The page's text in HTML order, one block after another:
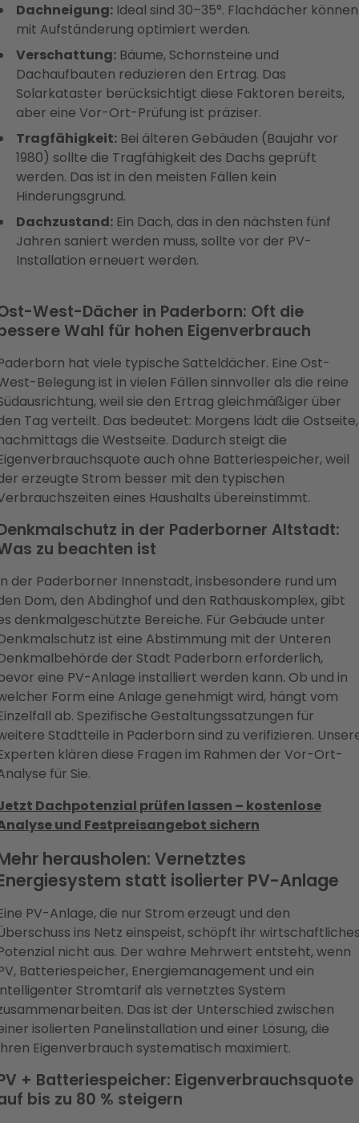
Dachneigung: Ideal sind 30–35°. Flachdächer können
mit Aufständerung optimiert werden.
Verschattung: Bäume, Schornsteine und
Dachaufbauten reduzieren den Ertrag. Das
Solarkataster berücksichtigt diese Faktoren bereits,
aber eine Vor-Ort-Prüfung ist präziser.
Tragfähigkeit: Bei älteren Gebäuden (Baujahr vor
1980) sollte die Tragfähigkeit des Dachs geprüft
werden. Das ist in den meisten Fällen kein
Hinderungsgrund.
Dachzustand: Ein Dach, das in den nächsten fünf
Jahren saniert werden muss, sollte vor der PV-
Installation erneuert werden.
West-Dächer in Paderborn: Oft die
Wahl für hohen Eigenverbrauch
hat viele typische Satteldächer. Eine Ost-
Belegung ist in vielen Fällen sinnvoller als die reine
weil sie den Ertrag gleichmäßiger über
Tag verteilt. Das bedeutet: Morgens lädt die Ostseite,
die Westseite. Dadurch steigt die
auch ohne Batteriespeicher, weil
erzeugte Strom besser mit den typischen
eines Haushalts übereinstimmt.
in der Paderborner Altstadt:
zu beachten ist
der Paderborner Innenstadt, insbesondere rund um
Dom, den Abdinghof und den Rathauskomplex, gibt
denkmalgeschützte Bereiche. Für Gebäude unter
ist eine Abstimmung mit der Unteren
der Stadt Paderborn erforderlich,
eine PV-Anlage installiert werden kann. Ob und in
Form eine Anlage genehmigt wird, hängt vom
ab. Spezifische Gestaltungssatzungen für
Stadtteile in Paderborn sind zu verifizieren.
klären diese Fragen im Rahmen der Vor-Ort-
für Sie.
Dachpotenzial prüfen lassen – kostenlose
und Festpreisangebot sichern
herausholen: Vernetztes
statt isolierter PV-Anlage
PV-Anlage, die nur Strom erzeugt und den
ins Netz einspeist, schöpft ihr
nicht aus. Der wahre Mehrwert entsteht, wenn
Batteriespeicher, Energiemanagement und ein
Stromtarif als vernetztes System
Das ist der Unterschied zwischen
isolierten Panelinstallation und einer Lösung, die
Eigenverbrauch systematisch maximiert.
+ Batteriespeicher: Eigenverbrauchsquote
bis zu 80 % steigern